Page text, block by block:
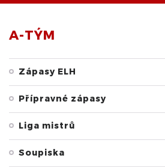
A-TÝM
Zápasy ELH
Přípravné zápasy
Liga mistrů
Soupiska